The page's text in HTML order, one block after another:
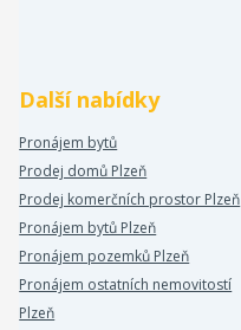
Další nabídky
Pronájem bytů
Prodej domů Plzeň
Prodej komerčních prostor Plzeň
Pronájem bytů Plzeň
Pronájem pozemků Plzeň
Pronájem ostatních nemovitostí
Plzeň